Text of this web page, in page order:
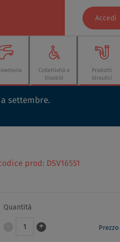
Accedi
Collettività e
Disabili
Prodotti
Idraulici
settembre.
prod: DSV16551
Quantità
1 + Prezzo